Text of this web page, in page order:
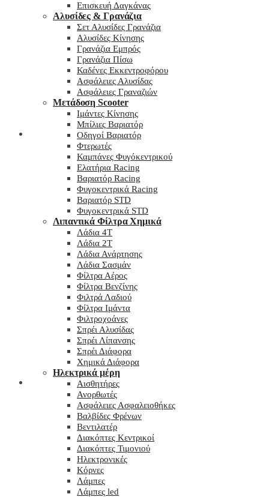
My wishlist
Επισκευή Δαγκάνας
Αλυσίδες & Γρανάζια
Σετ Αλυσίδες Γρανάζια
Αλυσίδες Κίνησης
Γρανάζια Εμπρός
Γρανάζια Πίσω
Καδένες Εκκεντροφόρου
Ασφάλειες Αλυσίδας
Ασφάλειες Γραναζιών
Μετάδοση Scooter
Ιμάντες Κίνησης
Μπίλιες Βαριατόρ
Οδηγοί Βαριατόρ
Φτερωτές
Καμπάνες Φυγόκεντρικού
Ελατήρια Racing
Βαριατόρ Racing
Φυγοκεντρικά Racing
Βαριατόρ STD
Φυγοκεντρικά STD
Λιπαντικά Φίλτρα Χημικά
Λάδια 4T
Λάδια 2T
Λάδια Ανάρτησης
Λάδια Σασμάν
Φίλτρα Αέρος
Φίλτρα Βενζίνης
Φιλτρά Λαδιού
Φίλτρα Ιμάντα
Φιλτροχοάνες
Σπρέι Αλυσίδας
Σπρέι Λίπανσης
Σπρέι Διάφορα
Χημικά Διάφορα
Hλεκτρικά μέρη
Αισθητήρες
Ανορθωτές
Ασφάλειες Ασφαλειοθήκες
Βαλβίδες Φρένων
Βεντιλατέρ
Διακόπτες Κεντρικοί
Διακόπτες Τιμονιού
Ηλεκτρονικές
Κόρνες
Λάμπες
Λάμπες led